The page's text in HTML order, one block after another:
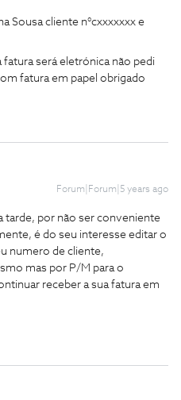
Sousa cliente n°cxxxxxxx e
será eletrónica não pedi
fatura em papel obrigado
Forum|Forum|5 years ago
tarde, por não ser conveniente
é do seu interesse editar o
numero de cliente,
mas por P/M para o
receber a sua fatura em